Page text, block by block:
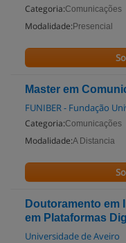
Categoria:Comunicações
Modalidade: Presencial
Master em
FUNIBER - Fundação
Categoria:Comunicações
Modalidade:A Distancia
Doutoramento em
em Plataformas
Universidade de Aveiro